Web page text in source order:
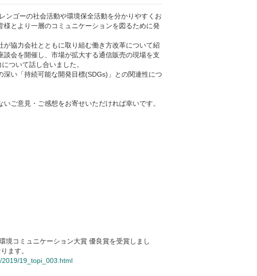
ンゴーの社会活動や環境保全活動を分かりやすくお
様とより一層のコミュニケーションを図るために発
が協力会社とともに取り組む働き方改革について紹
談会を開催し、市場が拡大する通信販売の現場を支
ついて話し合いました。
深い「持続可能な開発目標(SDGs)」との関連性につ
ご意見・ご感想をお寄せいただければ幸いです。
境コミュニケーション大賞 優良賞を受賞しまし
ます。
19_topi_003.html